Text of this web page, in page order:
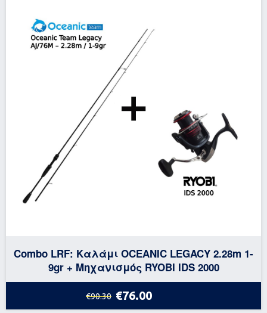
Combo LRF: Καλάμι OCEANIC LEGACY 2.28m 1-
9gr + Μηχανισμός RYOBI IDS 2000
€90.30 €76.00